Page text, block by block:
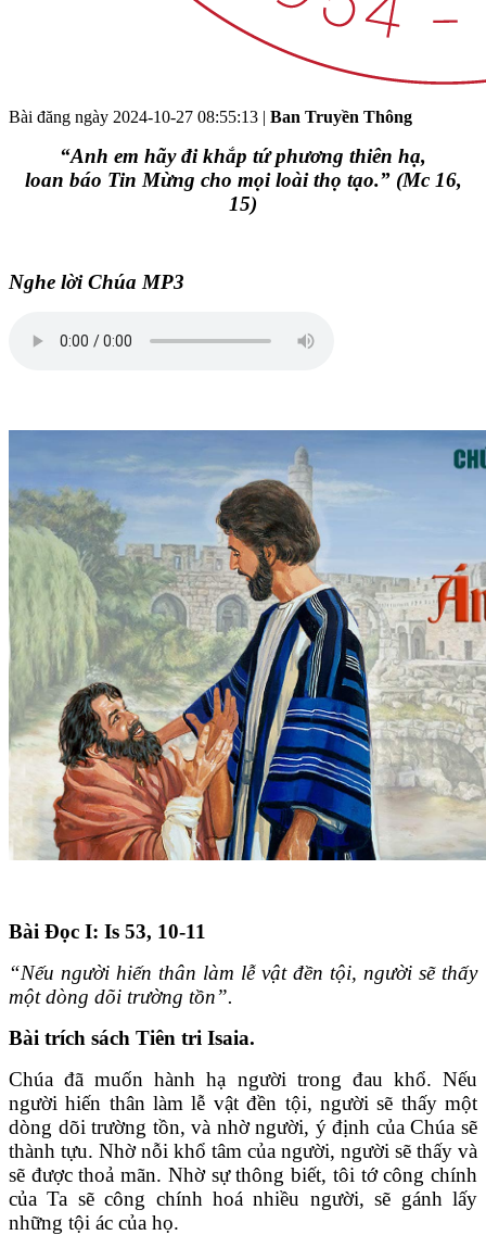
Bài đăng ngày 2024-10-27 08:55:13 | Ban Truyền Thông
“Anh em hãy đi khắp tứ phương thiên hạ,
loan báo Tin Mừng cho mọi loài thọ tạo.” (Mc 16,
15)
Nghe lời Chúa MP3
Bài Ðọc I: Is 53, 10-11
“Nếu người hiến thân làm lễ vật đền tội, người sẽ thấy
một dòng dõi trường tồn”.
Bài trích sách Tiên tri Isaia.
Chúa đã muốn hành hạ người trong đau khổ. Nếu
người hiến thân làm lễ vật đền tội, người sẽ thấy một
dòng dõi trường tồn, và nhờ người, ý định của Chúa sẽ
thành tựu. Nhờ nỗi khổ tâm của người, người sẽ thấy và
sẽ được thoả mãn. Nhờ sự thông biết, tôi tớ công chính
của Ta sẽ công chính hoá nhiều người, sẽ gánh lấy
những tội ác của họ.